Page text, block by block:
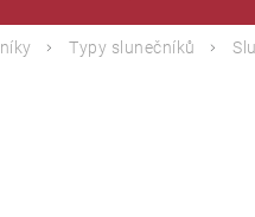
Typy slunečníků